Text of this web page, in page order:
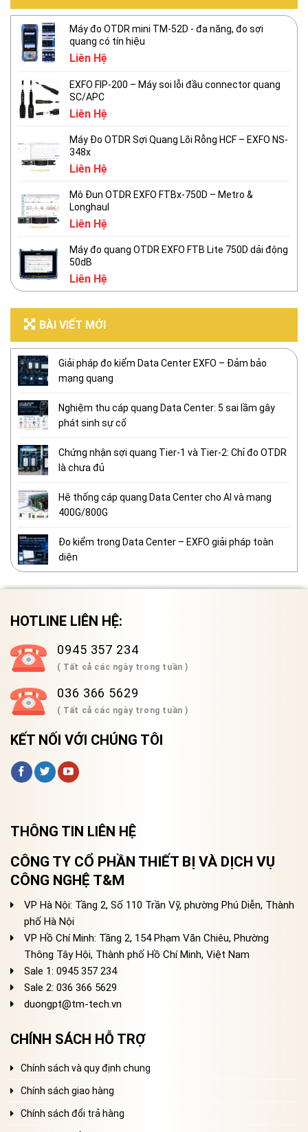
Máy đo OTDR mini TM-52D - đa năng, đo sợi
quang có tín hiệu
Liên Hệ
EXFO FIP-200 – Máy soi lỗi đầu connector quang
SC/APC
Liên Hệ
Máy Đo OTDR Sợi Quang Lõi Rỗng HCF – EXFO NS-
348x
Liên Hệ
Mô Đun OTDR EXFO FTBx-750D – Metro &
Longhaul
Liên Hệ
Máy đo quang OTDR EXFO FTB Lite 750D dải động
50dB
Liên Hệ
BÀI VIẾT MỚI
Giải pháp đo kiểm Data Center EXFO – Đảm bảo
mạng quang
Nghiệm thu cáp quang Data Center: 5 sai lầm gây
phát sinh sự cố
Chứng nhận sợi quang Tier-1 và Tier-2: Chỉ đo OTDR
là chưa đủ
Hệ thống cáp quang Data Center cho AI và mạng
400G/800G
Đo kiểm trong Data Center – EXFO giải pháp toàn
diện
HOTLINE LIÊN HỆ:
0945 357 234
( Tất cả các ngày trong tuần )
036 366 5629
( Tất cả các ngày trong tuần )
KẾT NỐI VỚI CHÚNG TÔI
THÔNG TIN LIÊN HỆ
CÔNG TY CỔ PHẦN THIẾT BỊ VÀ DỊCH VỤ
CÔNG NGHỆ T&M
VP Hà Nội: Tầng 2, Số 110 Trần Vỹ, phường Phú Diễn, Thành
phố Hà Nội
VP Hồ Chí Minh: Tầng 2, 154 Phạm Văn Chiêu, Phường
Thông Tây Hội, Thành phố Hồ Chí Minh, Việt Nam
Sale 1: 0945 357 234
Sale 2: 036 366 5629
duongpt@tm-tech.vn
CHÍNH SÁCH HỖ TRỢ
Chính sách và quy định chung
Chính sách giao hàng
Chính sách đổi trả hàng